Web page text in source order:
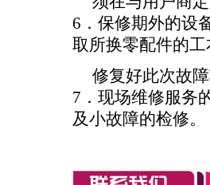
6．保修期外的设
取所换零配件的
修复好此次故障
7．现场维修服务
及小故障的检修。